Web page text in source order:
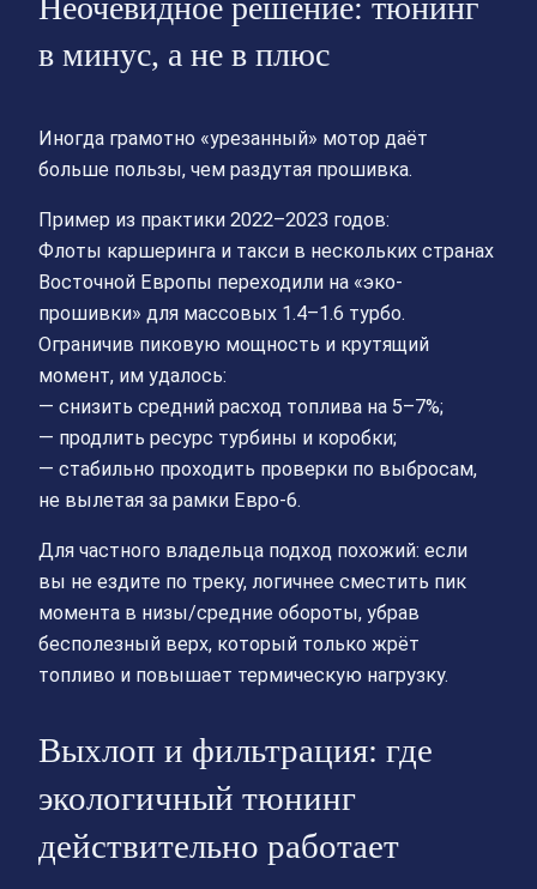
Неочевидное решение: тюнинг
в минус, а не в плюс
Иногда грамотно «урезанный» мотор даёт
больше пользы, чем раздутая прошивка.
Пример из практики 2022–2023 годов:
Флоты каршеринга и такси в нескольких странах
Восточной Европы переходили на «эко-
прошивки» для массовых 1.4–1.6 турбо.
Ограничив пиковую мощность и крутящий
момент, им удалось:
— снизить средний расход топлива на 5–7%;
— продлить ресурс турбины и коробки;
— стабильно проходить проверки по выбросам,
не вылетая за рамки Евро-6.
Для частного владельца подход похожий: если
вы не ездите по треку, логичнее сместить пик
момента в низы/средние обороты, убрав
бесполезный верх, который только жрёт
топливо и повышает термическую нагрузку.
Выхлоп и фильтрация: где
экологичный тюнинг
действительно работает